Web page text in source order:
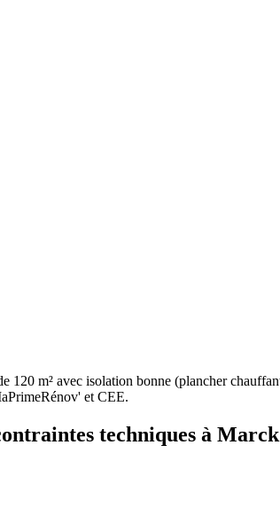
120 m² avec isolation bonne (plancher
et CEE.
techniques à Marck